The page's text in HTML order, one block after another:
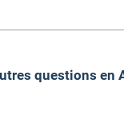
questions en